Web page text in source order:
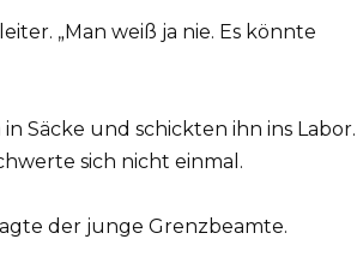
„Man weiß ja nie. Es könnte
Säcke und schickten ihn ins Labor.
sich nicht einmal.
der junge Grenzbeamte.